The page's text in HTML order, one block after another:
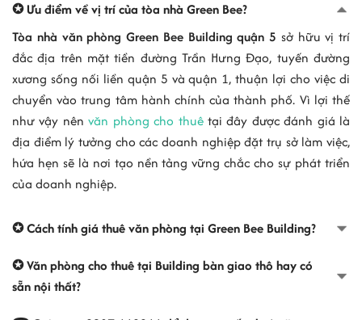
phường Chợ Quán Tp Hồ Chí Minh.
CÔNG TY CỔ PHẦN THƯƠNG MẠI DỊCH VỤ CHÀO NGÀY MỚI
- Mã số thuế : 0312513335
- Địa chỉ : Lầu 3 tòa nhà Green Bee Building, số 684/28 Trần Hưng
Đạo, phường Chợ Quán Tp Hồ Chí Minh.
VĂN PHÒNG ĐẠI DIỆN CÔNG TY CỔ PHẦN NGHIÊN CỨU THỊ
TRƯỜNG KẾT NỐI NGƯỜI TIÊU DÙNG
- Mã số thuế : 0310275597-002
- Địa chỉ : tòa nhà Green Bee Building, số 684/28 Trần Hưng Đạo,
VĂN PHÒNG ĐẠI DIỆN - CÔNG TY CỔ PHẦN TƯ VẤN ĐẦU TƯ XÂY
- Mã số thuế : 0303729289-004
- Địa chỉ : tòa nhà Green Bee Building, số 684/28 Trần Hưng Đạo,
✪ Ưu điểm về vị trí của tòa nhà Green Bee?
Tòa nhà văn phòng Green Bee Building quận 5 sở hữu vị trí
đắc địa trên mặt tiền đường Trần Hưng Đạo, tuyến đường
xương sống nối liền quận 5 và quận 1, thuận lợi cho việc di
chuyển vào trung tâm hành chính của thành phố. Vì lợi thế
như vậy nênvăn phòng cho thuêtại đây được đánh giá là
địa điểm lý tưởng cho các doanh nghiệp đặt trụ sở làm việc,
hứa hẹn sẽ là nơi tạo nền tảng vững chắc cho sự phát triển
của doanh nghiệp.
✪ Cách tính giá thuê văn phòng tại Green Bee Building?
✪ Văn phòng cho thuê tại Building bàn giao thô hay có
sẵn nội thất?